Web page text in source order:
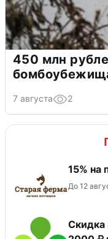
450 млн
7 августа 2
15% на
До 12
Скидка